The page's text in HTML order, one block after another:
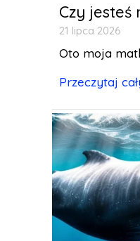
Czy jesteś
21 lipca 2026
Oto moja
Przeczytaj